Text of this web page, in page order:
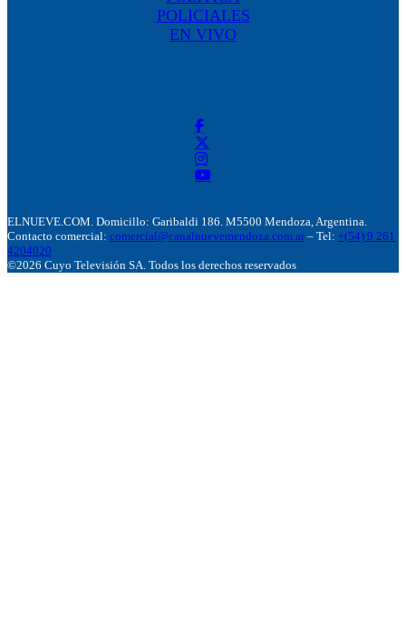
POLICIALES
EN VIVO
ELNUEVE.COM. Domicillo: Garibaldi 186. M5500 Mendoza, Argentina.
Contacto comercial: comercial@canalnuevemendoza.com.ar – Tel: +(54) 9 261
4204020
©2026 Cuyo Televisión SA. Todos los derechos reservados